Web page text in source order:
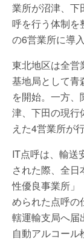
業所が沼津、下
呼を行う体制を
の6営業所に導
東北地区は全営
基地局として青
を開始。一方
津、下田の現行
えた4営業所が行
IT点呼は、輸送
された際、全
性優良事業所」
められた点呼の
轄運輸支局へ届
自動アルコール